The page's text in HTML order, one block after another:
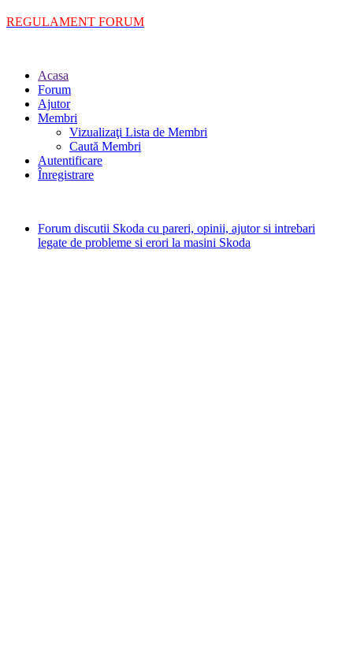
REGULAMENT FORUM
Acasa
Forum
Ajutor
Membri
Vizualizaţi Lista de Membri
Caută Membri
Autentificare
Înregistrare
Forum discutii Skoda cu pareri, opinii, ajutor si intrebari
legate de probleme si erori la masini Skoda